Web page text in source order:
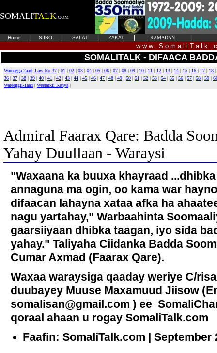
SOMALITALK .COM
Home SIIRO SALAT ZAKAT RAMADAN
w w w . S o m a l i T a l k .
SOMALITALK - DIFAACA
Wareegga 2aad: Law No 37 | 01 | 02 | 03 | 04 | 05 | 06 | 07 | 08 | 09 | 10 | 11 | 12 | 13 | 14 | 15 | 16 | 17 | 18 |
36 | 37 | 38 | 39 | 40 | 41 | 42 | 43 | 44 | 45 | 46 | 47 | 48 | 49 | 50 | 51 | 52 | 53 | 54 | 55 | 56 | 57 | 58 | 59 |
Wareeggii-1aad | Weerarkii Kenya |
Admiral Faarax Qare: Badda
Yahay Duullaan - Waraysi
"Waxaana ka buuxa khayraad
annaguna ma ogin, oo kama war
difaacan lahayna xataa afka ha
nagu yartahay," Warbaahinta
gaarsiiyaan dhibka taagan, iyo sida
yahay." Taliyaha Ciidanka Badda
Cumar Axmad (Faarax Qare).
Waxaa waraysiga qaaday weriye C/
duubayey Muuse Maxamuud Jiisow
somalisan@gmail.com ) ee
qoraal ahaan u rogay SomaliTalk.com
Faafin: SomaliTalk.com | September